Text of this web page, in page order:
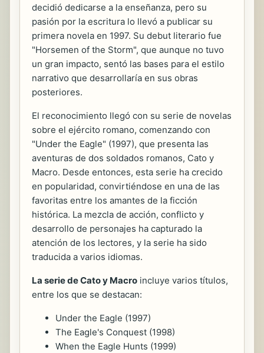
decidió dedicarse a la enseñanza, pero su
pasión por la escritura lo llevó a publicar su
primera novela en 1997. Su debut literario fue
"Horsemen of the Storm", que aunque no tuvo
un gran impacto, sentó las bases para el estilo
narrativo que desarrollaría en sus obras
posteriores.
El reconocimiento llegó con su serie de novelas
sobre el ejército romano, comenzando con
"Under the Eagle" (1997), que presenta las
aventuras de dos soldados romanos, Cato y
Macro. Desde entonces, esta serie ha crecido
en popularidad, convirtiéndose en una de las
favoritas entre los amantes de la ficción
histórica. La mezcla de acción, conflicto y
desarrollo de personajes ha capturado la
atención de los lectores, y la serie ha sido
traducida a varios idiomas.
La serie de Cato y Macro incluye varios títulos,
entre los que se destacan:
Under the Eagle (1997)
The Eagle's Conquest (1998)
When the Eagle Hunts (1999)